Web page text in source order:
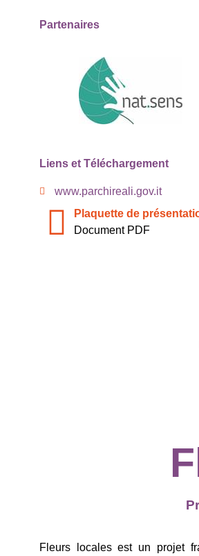
Partenaires
Liens et Téléchargement
www.parchireali.gov.it
Plaquette de
Document PDF
Fleurs locales est un projet